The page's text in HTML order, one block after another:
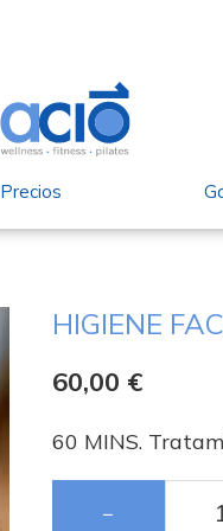
Precios
HIGIENE
60,00 €
60 MINS.
−